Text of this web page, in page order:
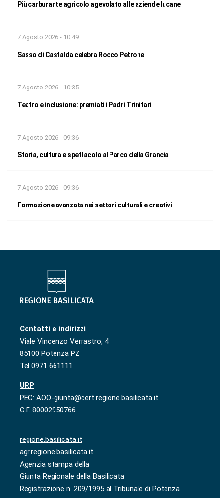
Più carburante agricolo agevolato alle aziende lucane
7 Agosto 2026 - 10:49
Sasso di Castalda celebra Rocco Petrone
7 Agosto 2026 - 10:35
Teatro e inclusione: premiati i Padri Trinitari
7 Agosto 2026 - 09:36
Storia, cultura e spettacolo al Parco della Grancia
7 Agosto 2026 - 09:36
Formazione avanzata nei settori culturali e creativi
Contatti e indirizzi
Viale Vincenzo Verrastro, 4
85100 Potenza PZ
Tel 0971 661111
URP
PEC: AOO-giunta@cert.regione.basilicata.it
C.F. 80002950766
regione.basilicata.it
agr.regione.basilicata.it
Agenzia stampa della
Giunta Regionale della Basilicata
Registrazione n. 209/1995 al Tribunale di Potenza